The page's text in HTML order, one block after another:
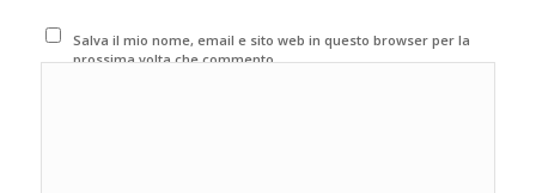
Salva il mio nome, email e sito web in questo browser per la
prossima volta che commento.